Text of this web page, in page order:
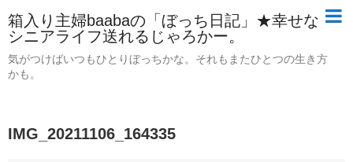
箱入り主婦baabaの「ぼっち日記」★幸せな
シニアライフ送れるじゃろかー。
気がつけばいつもひとりぼっちかな。それもまたひとつの生き方
かも。
IMG_20211106_164335